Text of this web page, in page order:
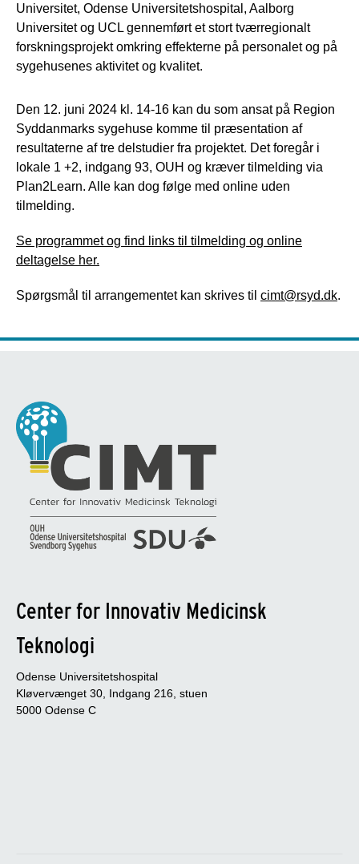
Universitet, Odense Universitetshospital, Aalborg
Universitet og UCL gennemført et stort tværregionalt
forskningsprojekt omkring effekterne på personalet og på
sygehusenes aktivitet og kvalitet.
Den 12. juni 2024 kl. 14-16 kan du som ansat på Region
Syddanmarks sygehuse komme til præsentation af
resultaterne af tre delstudier fra projektet. Det foregår i
lokale 1 +2, indgang 93, OUH og kræver tilmelding via
Plan2Learn. Alle kan dog følge med online uden
tilmelding.
Se programmet og find links til tilmelding og online
deltagelse her.
Spørgsmål til arrangementet kan skrives til cimt@rsyd.dk.
Center for Innovativ Medicinsk
Teknologi
Odense Universitetshospital
Kløvervænget 30, Indgang 216, stuen
5000 Odense C